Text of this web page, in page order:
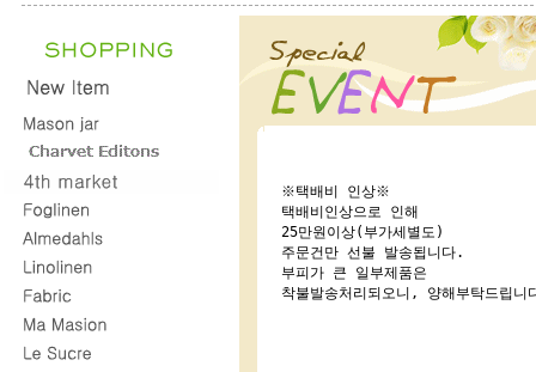
※택배비 인상※
택배비인상으로 인해
25만원이상(부가세별도)
주문건만 선불 발송됩니다.
부피가 큰 일부제품은
착불발송처리되오니, 양해부탁드립니